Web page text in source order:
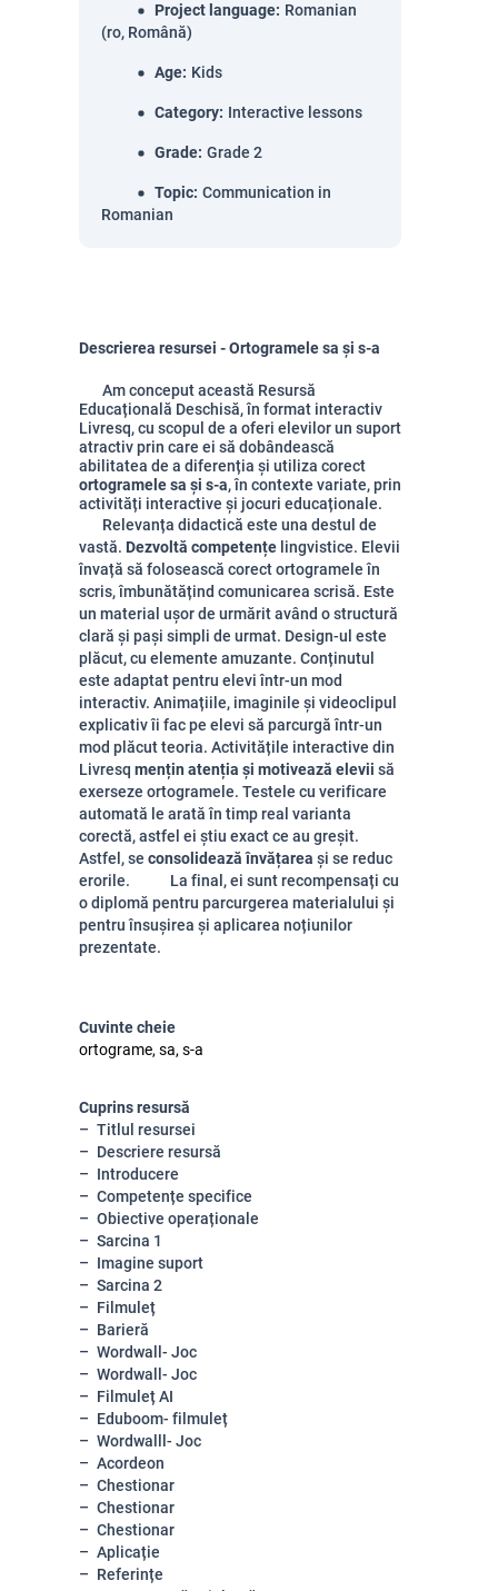
Project language: Romanian
(ro, Română)
Age: Kids
Category: Interactive lessons
Grade: Grade 2
Topic: Communication in
Romanian
Descrierea resursei - Ortogramele sa și s-a
Am conceput această Resursă
Educațională Deschisă, în format interactiv
Livresq, cu scopul de a oferi elevilor un suport
atractiv prin care ei să dobândească
abilitatea de a diferenția și utiliza corect
ortogramele sa și s-a, în contexte variate, prin
activități interactive și jocuri educaționale.
Relevanța didactică este una destul de
vastă. Dezvoltă competențe lingvistice. Elevii
învață să folosească corect ortogramele în
scris, îmbunătățind comunicarea scrisă. Este
un material ușor de urmărit având o structură
clară și pași simpli de urmat. Design-ul este
plăcut, cu elemente amuzante. Conținutul
este adaptat pentru elevi într-un mod
interactiv. Animațiile, imaginile și videoclipul
explicativ îi fac pe elevi să parcurgă într-un
mod plăcut teoria. Activitățile interactive din
Livresq mențin atenția și motivează elevii să
exerseze ortogramele. Testele cu verificare
automată le arată în timp real varianta
corectă, astfel ei știu exact ce au greșit.
Astfel, se consolidează învățarea și se reduc
erorile. La final, ei sunt recompensați cu
o diplomă pentru parcurgerea materialului și
pentru însușirea și aplicarea noțiunilor
prezentate.
Cuvinte cheie
ortograme, sa, s-a
Cuprins resursă
Titlul resursei
Descriere resursă
Introducere
Competențe specifice
Obiective operaționale
Sarcina 1
Imagine suport
Sarcina 2
Filmuleț
Barieră
Wordwall- Joc
Wordwall- Joc
Filmuleț AI
Eduboom- filmuleț
Wordwalll- Joc
Acordeon
Chestionar
Chestionar
Chestionar
Aplicație
Referințe